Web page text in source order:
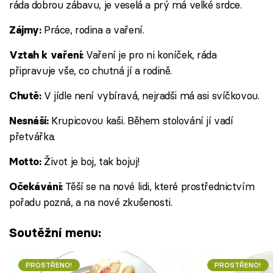
ráda dobrou zábavu, je veselá a prý má velké srdce.
Zájmy:Práce, rodina a vaření.
Vztah k vaření:Vaření je pro ni koníček, ráda
připravuje vše, co chutná jí a rodině.
Chutě:V jídle není vybíravá, nejradši má asi svíčkovou.
Nesnáší:Krupicovou kaši. Během stolování jí vadí
přetvářka.
Motto:Život je boj, tak bojuj!
Očekávání:Těší se na nové lidi, které prostřednictvím
pořadu pozná, a na nové zkušenosti.
Soutěžní menu:
PROSTŘENO! PROSTŘENO!